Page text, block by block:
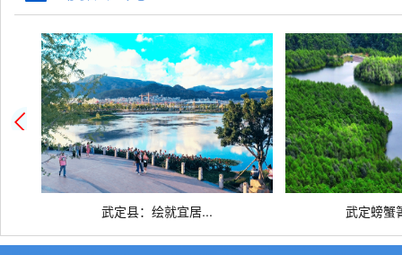
环保绿化 公用事业 死亡殡葬
武定县：绘就宜居... 武定螃蟹